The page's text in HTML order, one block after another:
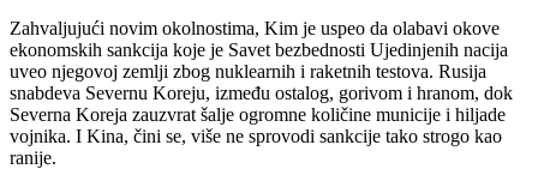
Zahvaljujući novim okolnostima, Kim je uspeo da olabavi okove
ekonomskih sankcija koje je Savet bezbednosti Ujedinjenih nacija
uveo njegovoj zemlji zbog nuklearnih i raketnih testova. Rusija
snabdeva Severnu Koreju, između ostalog, gorivom i hranom, dok
Severna Koreja zauzvrat šalje ogromne količine municije i hiljade
vojnika. I Kina, čini se, više ne sprovodi sankcije tako strogo kao
ranije.